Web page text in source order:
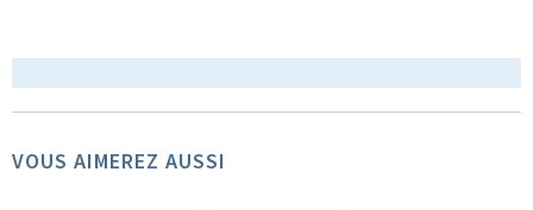
VOUS AIMEREZ AUSSI